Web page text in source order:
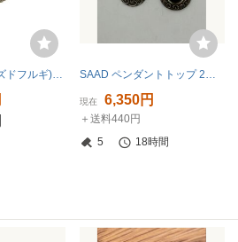
USED古着(ユーズドフルギ) WA ブラックウェブ ターコイズ ペンダントトップ メンズ 表記無 中古 古着 0704 SAAD ペンダントトップ 2点 セット 天然石
現在 6,350円
＋送料440円
5
18時間